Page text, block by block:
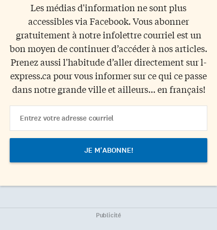
Les médias d'information ne sont plus
accessibles via Facebook. Vous abonner
gratuitement à notre infolettre courriel est un
bon moyen de continuer d’accéder à nos articles.
Prenez aussi l'habitude d’aller directement sur l-
express.ca pour vous informer sur ce qui ce passe
dans notre grande ville et ailleurs... en français!
Address
Publicité